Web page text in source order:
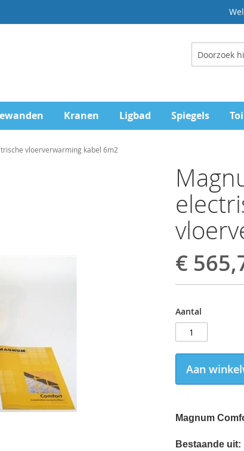
Zoeken
Kranen Ligbad Spiegels
vloerverwarming kabel 6m2
€
Aantal
Aan
Magnum
Bestaande uit: